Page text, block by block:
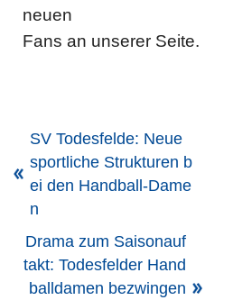
neuen
Fans an unserer Seite.
SV Todesfelde: Neue
sportliche Strukturen b
ei den Handball-Dame
n
Drama zum Saisonauf
takt: Todesfelder Hand
balldamen bezwingen